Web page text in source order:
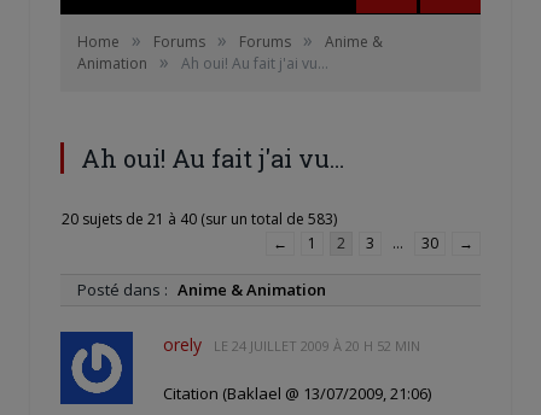
Home » Forums » Forums »
Anime &
Animation
» Ah oui! Au fait j'ai vu…
Ah oui! Au fait j'ai vu…
20 sujets de 21 à 40 (sur un total de 583)
←
1 2 3 … 30 →
Posté dans : Anime & Animation
orely LE 24 JUILLET 2009 À 20 H 52 MIN
Citation (Baklael @ 13/07/2009, 21:06)